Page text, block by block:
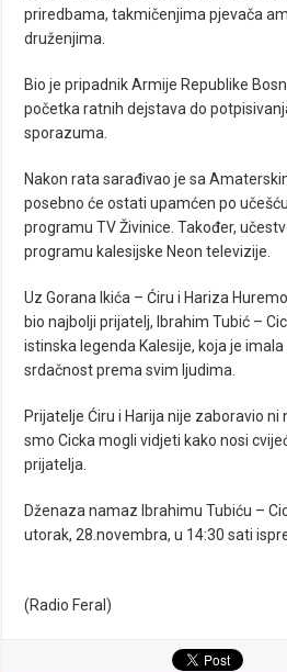
priredbama, takmičenjima pjevača
druženjima.
Bio je pripadnik Armije Republike
početka ratnih dejstava do
sporazuma.
Nakon rata sarađivao je sa
posebno će ostati upamćen po
programu TV Živinice. Također,
programu kalesijske Neon televizije.
Uz Gorana Ikića – Ćiru i Hariza
bio najbolji prijatelj, Ibrahim Tubić –
istinska legenda Kalesije, koja je
srdačnost prema svim ljudima.
Prijatelje Ćiru i Harija nije zaboravio
smo Cicka mogli vidjeti kako nosi
prijatelja.
Dženaza namaz Ibrahimu Tubiću –
utorak, 28.novembra, u 14:30 sati
(Radio Feral)